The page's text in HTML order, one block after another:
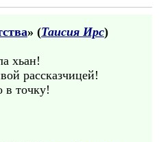
» (Таисия Ирс)
хьан!
рассказчицей!
в точку!